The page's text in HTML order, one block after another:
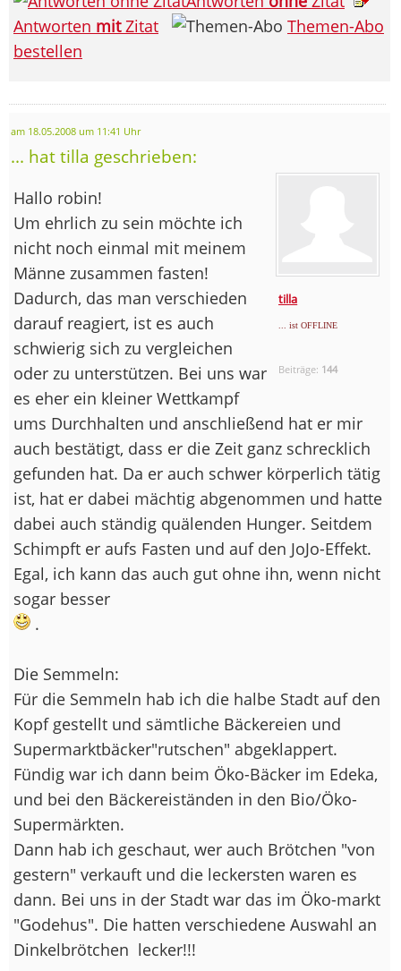
Antworten mitZitat
Themen-Abo
bestellen
am 18.05.2008 um 11:41 Uhr
... hat tilla geschrieben:
tilla
... ist OFFLINE
Beiträge: 144
Hallo robin!
Um ehrlich zu sein möchte ich
nicht noch einmal mit meinem
Männe zusammen fasten!
Dadurch, das man verschieden
darauf reagiert, ist es auch
schwierig sich zu vergleichen
oder zu unterstützen. Bei uns war
es eher ein kleiner Wettkampf
ums Durchhalten und anschließend hat er mir
auch bestätigt, dass er die Zeit ganz schrecklich
gefunden hat. Da er auch schwer körperlich tätig
ist, hat er dabei mächtig abgenommen und hatte
dabei auch ständig quälenden Hunger. Seitdem
Schimpft er aufs Fasten und auf den JoJo-Effekt.
Egal, ich kann das auch gut ohne ihn, wenn nicht
sogar besser
.
Die Semmeln:
Für die Semmeln hab ich die halbe Stadt auf den
Kopf gestellt und sämtliche Bäckereien und
Supermarktbäcker"rutschen" abgeklappert.
Fündig war ich dann beim Öko-Bäcker im Edeka,
und bei den Bäckereiständen in den Bio/Öko-
Supermärkten.
Dann hab ich geschaut, wer auch Brötchen "von
gestern" verkauft und die leckersten waren es
dann. Bei uns in der Stadt war das im Öko-markt
"Godehus". Die hatten verschiedene Auswahl an
Dinkelbrötchen lecker!!!